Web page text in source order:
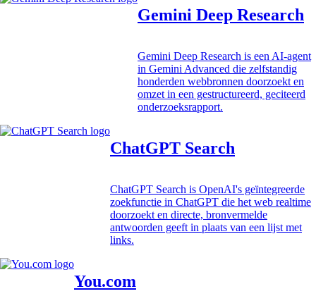
Gemini Deep Research
Gemini Deep Research is een AI-agent
in Gemini Advanced die zelfstandig
honderden webbronnen doorzoekt en
omzet in een gestructureerd, geciteerd
onderzoeksrapport.
ChatGPT Search
ChatGPT Search is OpenAI's geïntegreerde
zoekfunctie in ChatGPT die het web realtime
doorzoekt en directe, bronvermelde
antwoorden geeft in plaats van een lijst met
links.
You.com